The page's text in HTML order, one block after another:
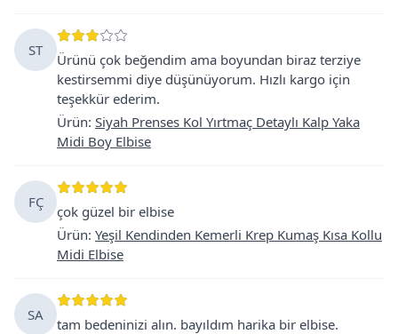
ST
Ürünü çok beğendim ama boyundan biraz terziye
kestirsemmi diye düşünüyorum. Hızlı kargo için
teşekkür ederim.
Ürün: Siyah Prenses Kol Yırtmaç Detaylı Kalp Yaka
Midi Boy Elbise
FÇ
çok güzel bir elbise
Ürün: Yeşil Kendinden Kemerli Krep Kumaş Kısa Kollu
Midi Elbise
SA
tam bedeninizi alın. bayıldım harika bir elbise.